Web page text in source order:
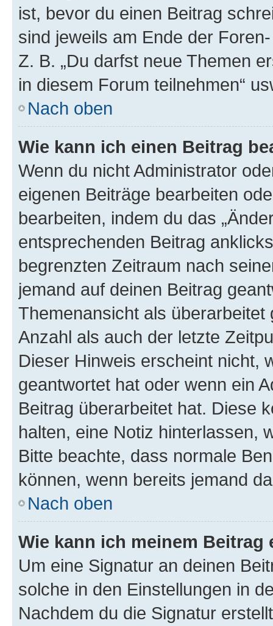
ist, bevor du einen Beitrag
sind jeweils am Ende der
Z. B. „Du darfst neue Themen
in diesem Forum teilnehmen“
Nach oben
Wie kann ich einen Beitrag
Wenn du nicht Administrator
eigenen Beiträge bearbeiten
bearbeiten, indem du das
entsprechenden Beitrag
begrenzten Zeitraum nach
jemand auf deinen Beitrag
Themenansicht als
Anzahl als auch der letzte
Dieser Hinweis erscheint nicht,
geantwortet hat oder wenn ein
Beitrag überarbeitet hat. Diese
halten, eine Notiz hinterlassen,
Bitte beachte, dass normale
können, wenn bereits jemand
Nach oben
Wie kann ich meinem
Um eine Signatur an deinen
solche in den Einstellungen in
Nachdem du die Signatur